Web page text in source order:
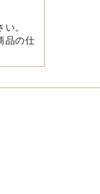
。
品の仕